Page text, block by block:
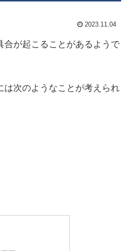
2023.11.04
合が起こることがあるようで
は次のようなことが考えられ